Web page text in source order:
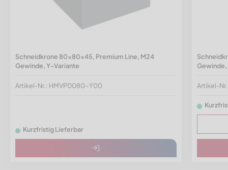
Schneidkrone 80x80x45, Premium Line, M24
Gewinde, Y-Variante
Artikel-Nr.: HMVP0080-Y00
Kurzfristig Lieferbar
Artikel-